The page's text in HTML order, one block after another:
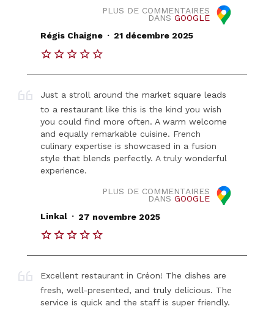
PLUS DE COMMENTAIRES
DANS GOOGLE
Régis Chaigne . 21 décembre 2025
Just a stroll around the market square leads
to a restaurant like this is the kind you wish
you could find more often. A warm welcome
and equally remarkable cuisine. French
culinary expertise is showcased in a fusion
style that blends perfectly. A truly wonderful
experience.
PLUS DE COMMENTAIRES
DANS GOOGLE
Linkal . 27 novembre 2025
Excellent restaurant in Créon! The dishes are
fresh, well-presented, and truly delicious. The
service is quick and the staff is super friendly.